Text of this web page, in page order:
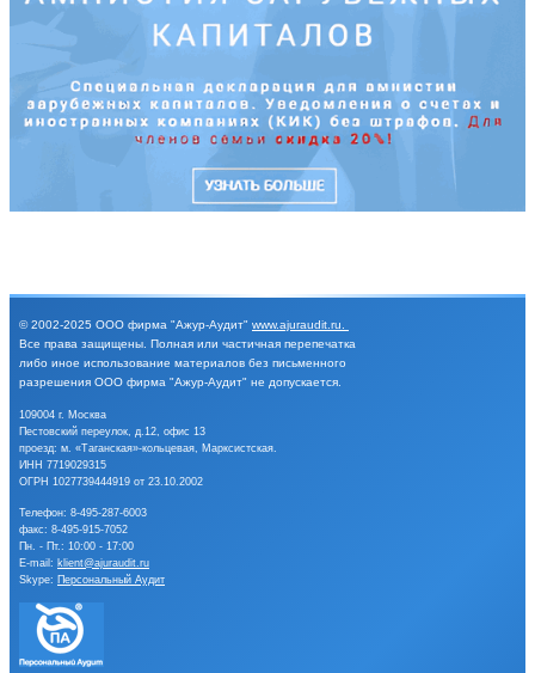
© 2002-2025 ООО фирма "Ажур-Аудит" www.ajuraudit.ru
Все права защищены. Полная или частичная перепечатка
либо иное использование материалов без письменного
разрешения ООО фирма "Ажур-Аудит" не допускается.
109004 г. Москва
Пестовский переулок, д.12, офис 13
проезд: м. «Таганская»-кольцевая, Марксистская.
ИНН 7719029315
ОГРН 1027739444919 от 23.10.2002
Телефон: 8-495-287-6003
факс: 8-495-915-7052
Пн. - Пт.: 10:00 - 17:00
E-mail: klient@ajuraudit.ru
Skype: Персональный Аудит